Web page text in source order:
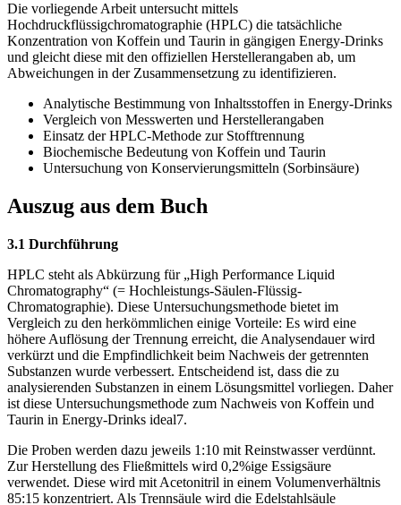
Die vorliegende Arbeit untersucht mittels
Hochdruckflüssigchromatographie (HPLC) die tatsächliche
Konzentration von Koffein und Taurin in gängigen Energy-Drinks
und gleicht diese mit den offiziellen Herstellerangaben ab, um
Abweichungen in der Zusammensetzung zu identifizieren.
Analytische Bestimmung von Inhaltsstoffen in Energy-Drinks
Vergleich von Messwerten und Herstellerangaben
Einsatz der HPLC-Methode zur Stofftrennung
Biochemische Bedeutung von Koffein und Taurin
Untersuchung von Konservierungsmitteln (Sorbinsäure)
Auszug aus dem Buch
3.1 Durchführung
HPLC steht als Abkürzung für „High Performance Liquid
Chromatography“ (= Hochleistungs-Säulen-Flüssig-
Chromatographie). Diese Untersuchungsmethode bietet im
Vergleich zu den herkömmlichen einige Vorteile: Es wird eine
höhere Auflösung der Trennung erreicht, die Analysendauer wird
verkürzt und die Empfindlichkeit beim Nachweis der getrennten
Substanzen wurde verbessert. Entscheidend ist, dass die zu
analysierenden Substanzen in einem Lösungsmittel vorliegen. Daher
ist diese Untersuchungsmethode zum Nachweis von Koffein und
Taurin in Energy-Drinks ideal7.
Die Proben werden dazu jeweils 1:10 mit Reinstwasser verdünnt.
Zur Herstellung des Fließmittels wird 0,2%ige Essigsäure
verwendet. Diese wird mit Acetonitril in einem Volumenverhältnis
85:15 konzentriert. Als Trennsäule wird die Edelstahlsäule